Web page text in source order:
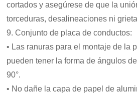
cortados y asegúrese de que la
torceduras, desalineaciones ni
9. Conjunto de placa de conductos:
• Las ranuras para el montaje de la
pueden tener la forma de ángulos
90°.
• No dañe la capa de papel de